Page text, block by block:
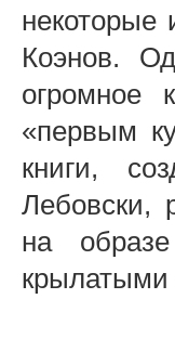
некоторые
Коэнов.
огромное
«первым
книги,
Лебовски,
на